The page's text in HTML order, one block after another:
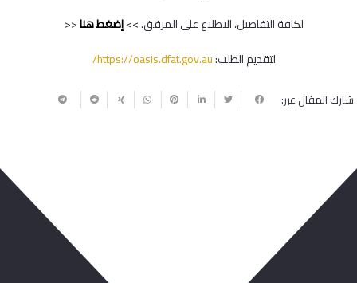
لكافة التفاصيل، الاطلاع على المرفق. >>إضغط هنا<<
لتقديم الطلب:https://oasis.dfat.gov.au/
شارك المقال عبر: